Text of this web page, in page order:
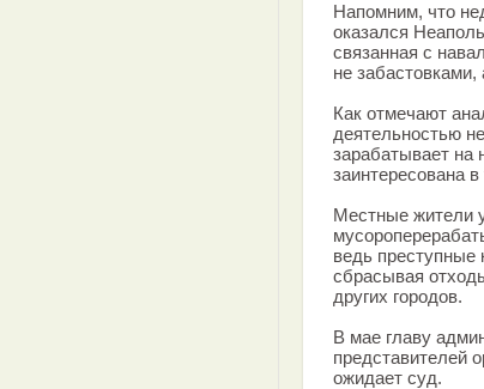
Напомним, что
оказался
связанная с
не забастовками,
Как отмечают
деятельностью
зарабатывает на
заинтересована
Местные жители
ведь преступные
сбрасывая
других городов.
В мае главу
представителей
ожидает суд.